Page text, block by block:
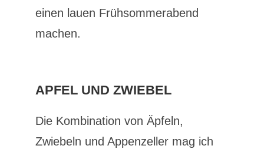
einen lauen Frühsommerabend
machen.
APFEL UND ZWIEBEL
Die Kombination von Äpfeln,
Zwiebeln und Appenzeller mag ich